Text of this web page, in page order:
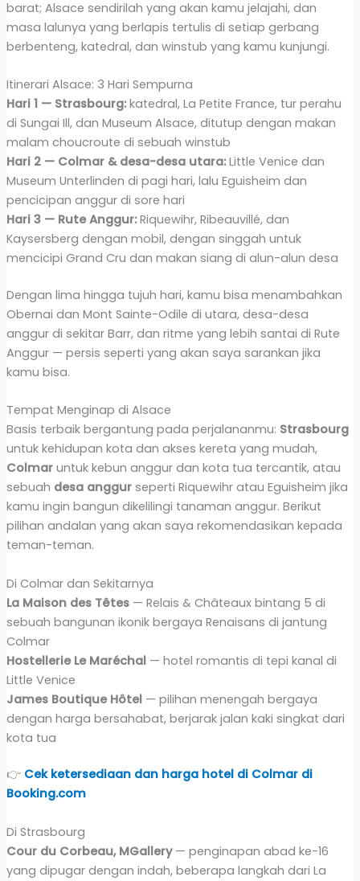
barat; Alsace sendirilah yang akan kamu jelajahi, dan
masa lalunya yang berlapis tertulis di setiap gerbang
berbenteng, katedral, dan winstub yang kamu kunjungi.
Itinerari Alsace: 3 Hari Sempurna
Hari 1 — Strasbourg:katedral, La Petite France, tur perahu
di Sungai Ill, dan Museum Alsace, ditutup dengan makan
malam choucroute di sebuah winstub
Hari 2 — Colmar & desa-desa utara:Little Venice dan
Museum Unterlinden di pagi hari, lalu Eguisheim dan
pencicipan anggur di sore hari
Hari 3 — Rute Anggur:Riquewihr, Ribeauvillé, dan
Kaysersberg dengan mobil, dengan singgah untuk
mencicipi Grand Cru dan makan siang di alun-alun desa
Dengan lima hingga tujuh hari, kamu bisa menambahkan
Obernai dan Mont Sainte-Odile di utara, desa-desa
anggur di sekitar Barr, dan ritme yang lebih santai di Rute
Anggur — persis seperti yang akan saya sarankan jika
kamu bisa.
Tempat Menginap di Alsace
Basis terbaik bergantung pada perjalananmu: Strasbourg
untuk kehidupan kota dan akses kereta yang mudah,
Colmaruntuk kebun anggur dan kota tua tercantik, atau
sebuah desa anggurseperti Riquewihr atau Eguisheim jika
kamu ingin bangun dikelilingi tanaman anggur. Berikut
pilihan andalan yang akan saya rekomendasikan kepada
teman-teman.
Di Colmar dan Sekitarnya
La Maison des Têtes— Relais & Châteaux bintang 5 di
sebuah bangunan ikonik bergaya Renaisans di jantung
Colmar
Hostellerie Le Maréchal— hotel romantis di tepi kanal di
Little Venice
James Boutique Hôtel— pilihan menengah bergaya
dengan harga bersahabat, berjarak jalan kaki singkat dari
kota tua
👉 Cek ketersediaan dan harga hotel di Colmar di
Booking.com
Di Strasbourg
Cour du Corbeau, MGallery— penginapan abad ke-16
yang dipugar dengan indah, beberapa langkah dari La